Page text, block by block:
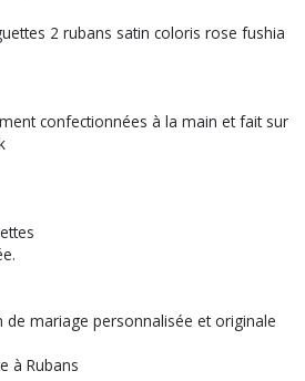
2 rubans satin coloris rose fushia
confectionnées à la main et fait sur
mariage personnalisée et originale
à Rubans